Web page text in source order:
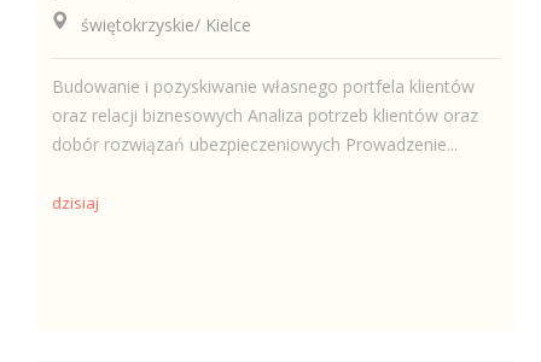
świętokrzyskie/ Kielce
Budowanie i pozyskiwanie własnego portfela klientów
oraz relacji biznesowych Analiza potrzeb klientów oraz
dobór rozwiązań ubezpieczeniowych Prowadzenie...
dzisiaj